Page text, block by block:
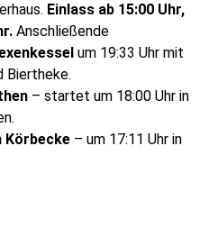
Einlass ab 15:00 Uhr,
Anschließende
um 19:33 Uhr mit
Biertheke.
– startet um 18:00 Uhr in
Körbecke – um 17:11 Uhr in